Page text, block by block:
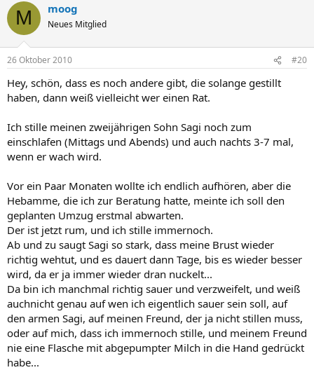
M moog
Neues Mitglied
26 Oktober 2010 #20
Hey, schön, dass es noch andere gibt, die solange gestillt
haben, dann weiß vielleicht wer einen Rat.
Ich stille meinen zweijährigen Sohn Sagi noch zum
einschlafen (Mittags und Abends) und auch nachts 3-7 mal,
wenn er wach wird.
Vor ein Paar Monaten wollte ich endlich aufhören, aber die
Hebamme, die ich zur Beratung hatte, meinte ich soll den
geplanten Umzug erstmal abwarten.
Der ist jetzt rum, und ich stille immernoch.
Ab und zu saugt Sagi so stark, dass meine Brust wieder
richtig wehtut, und es dauert dann Tage, bis es wieder besser
wird, da er ja immer wieder dran nuckelt...
Da bin ich manchmal richtig sauer und verzweifelt, und weiß
auchnicht genau auf wen ich eigentlich sauer sein soll, auf
den armen Sagi, auf meinen Freund, der ja nicht stillen muss,
oder auf mich, dass ich immernoch stille, und meinem Freund
nie eine Flasche mit abgepumpter Milch in die Hand gedrückt
habe...